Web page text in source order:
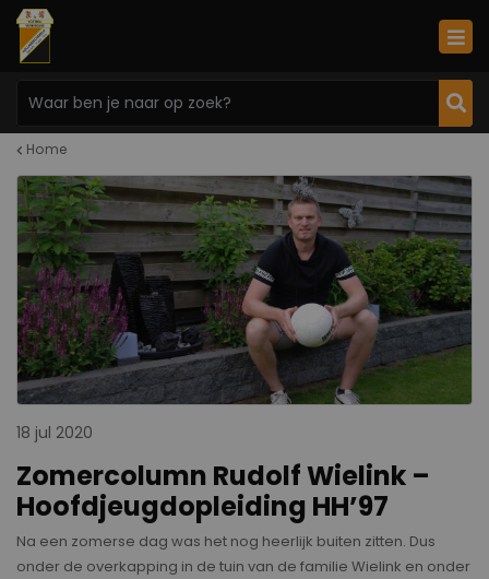
Home
18 jul 2020
Zomercolumn Rudolf Wielink –
Hoofdjeugdopleiding HH’97
Na een zomerse dag was het nog heerlijk buiten zitten. Dus
onder de overkapping in de tuin van de familie Wielink en onder